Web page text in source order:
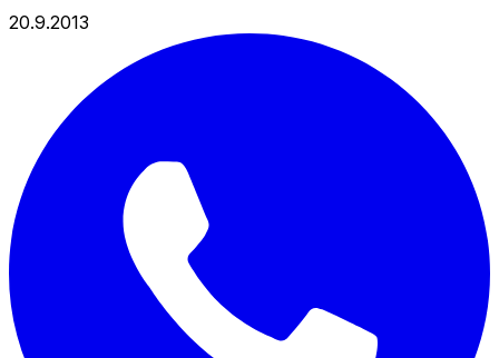
20.9.2013